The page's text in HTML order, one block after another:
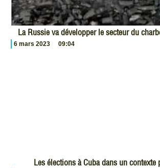
La Russie va développer le secteur du
6 mars 2023 09:04
Les élections à Cuba dans un contexte